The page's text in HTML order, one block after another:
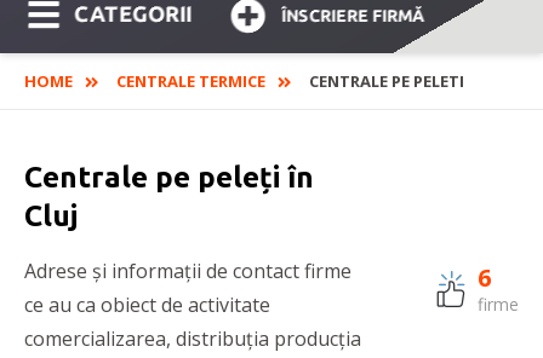
CATEGORII ÎNSCRIERE FIRMĂ
HOME CENTRALE TERMICE CENTRALE PE PELETI
Centrale pe peleți în
Cluj
Adrese și informații de contact firme
ce au ca obiect de activitate
comercializarea, distribuția producția
6
firme